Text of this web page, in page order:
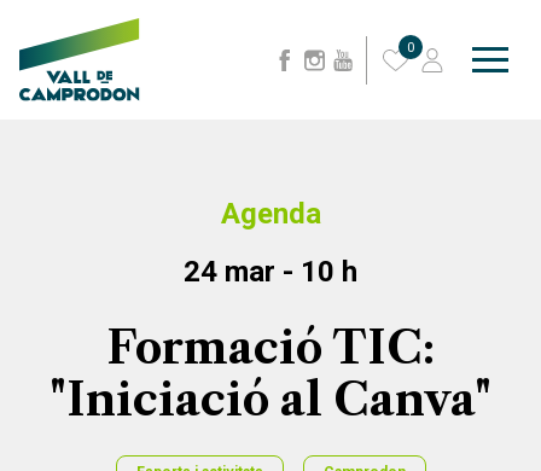
0
Agenda
24 mar - 10 h
Formació TIC:
"Iniciació al Canva"